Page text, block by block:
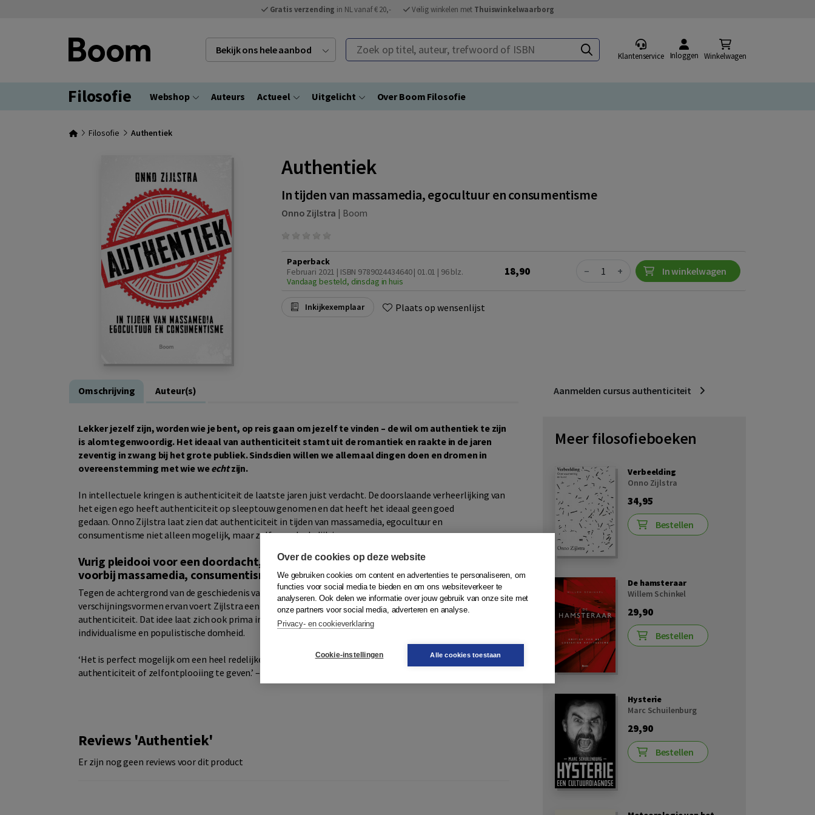
Gratis verzending in NL vanaf € 20,- Veilig winkelen met Thuiswinkelwaarborg
Bekijk ons hele aanbod Zoek op titel, auteur, trefwoord of ISBN
Klantenservice Inloggen Winkelwagen
Filosofie Webshop Auteurs Actueel Uitgelicht Over Boom Filosofie
Filosofie Authentiek
Authentiek
In tijden van massamedia, egocultuur en consumentisme
Onno Zijlstra | Boom
Paperback
Februari 2021 | ISBN 9789024434640 | 01.01 | 96 blz.
Vandaag besteld, dinsdag in huis
18,90 Quantity
− + In winkelwagen
Inkijkexemplaar Plaats op wensenlijst
Omschrijving Auteur(s)
Lekker jezelf zijn, worden wie je bent, op reis gaan om jezelf te vinden – de wil om authentiek te zijn
is alomtegenwoordig. Het ideaal van authenticiteit stamt uit de romantiek en raakte in de jaren
zeventig in zwang bij het grote publiek. Sindsdien willen we allemaal dingen doen en dromen in
overeenstemming met wie weechtzijn.
In intellectuele kringen is authenticiteit de laatste jaren juist verdacht. De doorslaande verheerlijking van
het eigen ego heeft authenticiteit op sleeptouw genomen en dat heeft het ideaal geen goed
gedaan. Onno Zijlstra laat zien dat authenticiteit in tijden van massamedia, egocultuur en
consumentisme niet alleen mogelijk, maar zelfs noodzakelijk is.
Vurig pleidooi voor een doordacht, sociaal en moreel idee van authenticiteit,
voorbij massamedia, consumentisme en grote ego’s
Tegen de achtergrond van de geschiedenis van het begrip en de felle kritiek op hedendaagse
verschijningsvormen ervan voert Zijlstra een pleidooi voor een doordacht, sociaal en moreel idee van
authenticiteit. Dat idee laat zich ook prima inzetten als kritiek op een cultuur van neoliberaal
individualisme en populistische domheid.
‘Het is perfect mogelijk om een heel redelijke, sociaal-politieke, morele invulling aan een begrip als
authenticiteit of zelfontplooiing te geven.’ – Alicja Gescinska
Reviews 'Authentiek'
Er zijn nog geen reviews voor dit product
Aanmelden cursus authenticiteit
Meer filosofieboeken
Verbeelding
Onno Zijlstra
34,95
Bestellen
De hamsteraar
Willem Schinkel
29,90
Bestellen
Hysterie
Marc Schuilenburg
29,90
Bestellen
Over de cookies op deze website
We gebruiken cookies om content en advertenties te personaliseren, om
functies voor social media te bieden en om ons websiteverkeer te
analyseren. Ook delen we informatie over jouw gebruik van onze site met
onze partners voor social media, adverteren en analyse.
Privacy- en cookieverklaring
Cookie-instellingen Alle cookies toestaan